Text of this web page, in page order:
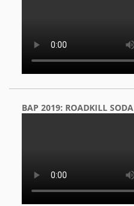
BAP 2019: ROADKILL SODA